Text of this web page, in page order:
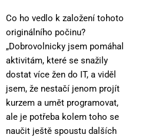
Co ho vedlo k založení tohoto
originálního počinu?
„Dobrovolnicky jsem pomáhal
aktivitám, které se snažily
dostat více žen do IT, a viděl
jsem, že nestačí jenom projít
kurzem a umět programovat,
ale je potřeba kolem toho se
naučit ještě spoustu dalších